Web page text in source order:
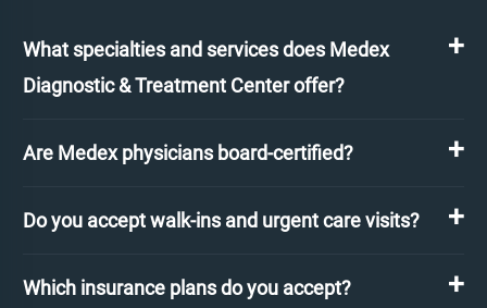
What specialties and services does Medex
Diagnostic & Treatment Center offer?
Are Medex physicians board-certified?
Do you accept walk-ins and urgent care visits?
Which insurance plans do you accept?